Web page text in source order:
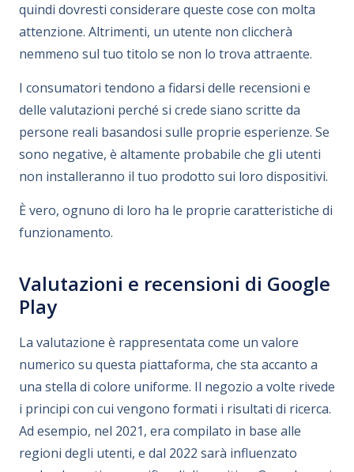
quindi dovresti considerare queste cose con molta
attenzione. Altrimenti, un utente non cliccherà
nemmeno sul tuo titolo se non lo trova attraente.
I consumatori tendono a fidarsi delle recensioni e
delle valutazioni perché si crede siano scritte da
persone reali basandosi sulle proprie esperienze. Se
sono negative, è altamente probabile che gli utenti
non installeranno il tuo prodotto sui loro dispositivi.
È vero, ognuno di loro ha le proprie caratteristiche di
funzionamento.
Valutazioni e recensioni di Google
Play
La valutazione è rappresentata come un valore
numerico su questa piattaforma, che sta accanto a
una stella di colore uniforme. Il negozio a volte rivede
i principi con cui vengono formati i risultati di ricerca.
Ad esempio, nel 2021, era compilato in base alle
regioni degli utenti, e dal 2022 sarà influenzato